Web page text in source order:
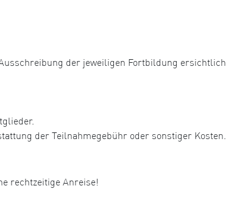
der jeweiligen Fortbildung ersichtlich.
der Teilnahmegebühr oder sonstiger Kosten.
rechtzeitige Anreise!